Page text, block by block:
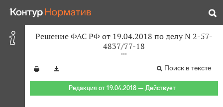
Решение ФАС РФ от 19.04.2018 по делу N 2-57-
4837/77-18
Поиск в тексте
Редакция от 19.04.2018 — Действует